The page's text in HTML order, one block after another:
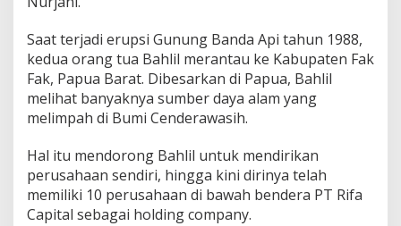
o
p
r
A
n
o
t
Saat terjadi erupsi Gunung Banda Api tahun 1988,
kedua orang tua Bahlil merantau ke Kabupaten Fak
Fak, Papua Barat. Dibesarkan di Papua, Bahlil
melihat banyaknya sumber daya alam yang
melimpah di Bumi Cenderawasih.
Hal itu mendorong Bahlil untuk mendirikan
perusahaan sendiri, hingga kini dirinya telah
memiliki 10 perusahaan di bawah bendera PT Rifa
Capital sebagai holding company.